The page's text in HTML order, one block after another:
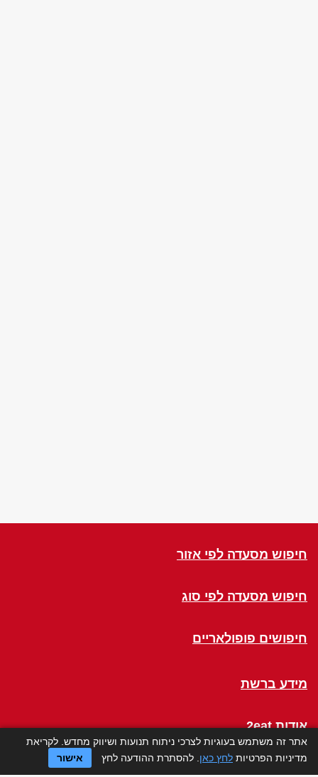
חיפוש מסעדה לפי אזור
חיפוש מסעדה לפי סוג
חיפושים פופולאריים
מידע ברשת
אודות 2eat
Click a Table
אתר זה משתמש בעוגיות לצרכי ניתוח תנועות ושיווק מחדש. לקריאת
מדיניות הפרטיות לחץ כאן . להסתרת ההודעה לחץ אישור